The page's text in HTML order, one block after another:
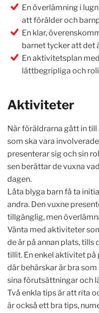
En överlämning i
att förälder och
En klar,
barnet tycker att det
En aktivitetsplan
lättbegripliga och
Aktiviteter
När föräldrarna gått in
som ska vara
presenterar sig och sin
sen berättar de vuxna
dagen.
Låta blyga barn få ta
andra. Den vuxne
tillgänglig, men
Vänta med aktiviteter
de är på annan plats, tills
tillit. En enkel aktivitet på
där behärskar är bra
sina förutsättningar och
Två enkla tips är att rita
är också ett bra tips,